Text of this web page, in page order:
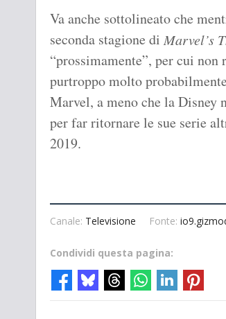
Va anche sottolineato che
seconda stagione di Marvel’s
“prossimamente”, per cui
purtroppo molto
Marvel, a meno che la Disney
per far ritornare le sue serie
2019.
Canale: Televisione Fonte:
Condividi questa pagina: